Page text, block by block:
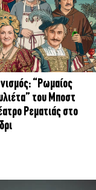
“Ρωμαίος
του Μποστ
Ρεματιάς στο